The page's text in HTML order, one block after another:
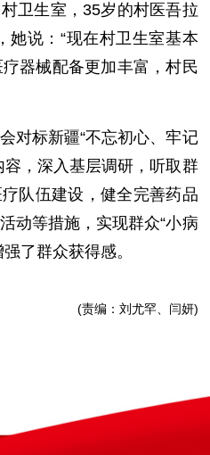
卫生室，35岁的村医吾拉
她说：“现在村卫生室基本
器械配备更加丰富，村民
对标新疆“不忘初心、牢记
，深入基层调研，听取群
队伍建设，健全完善药品
动等措施，实现群众“小病
了群众获得感。
(责编：刘尤罕、闫妍)